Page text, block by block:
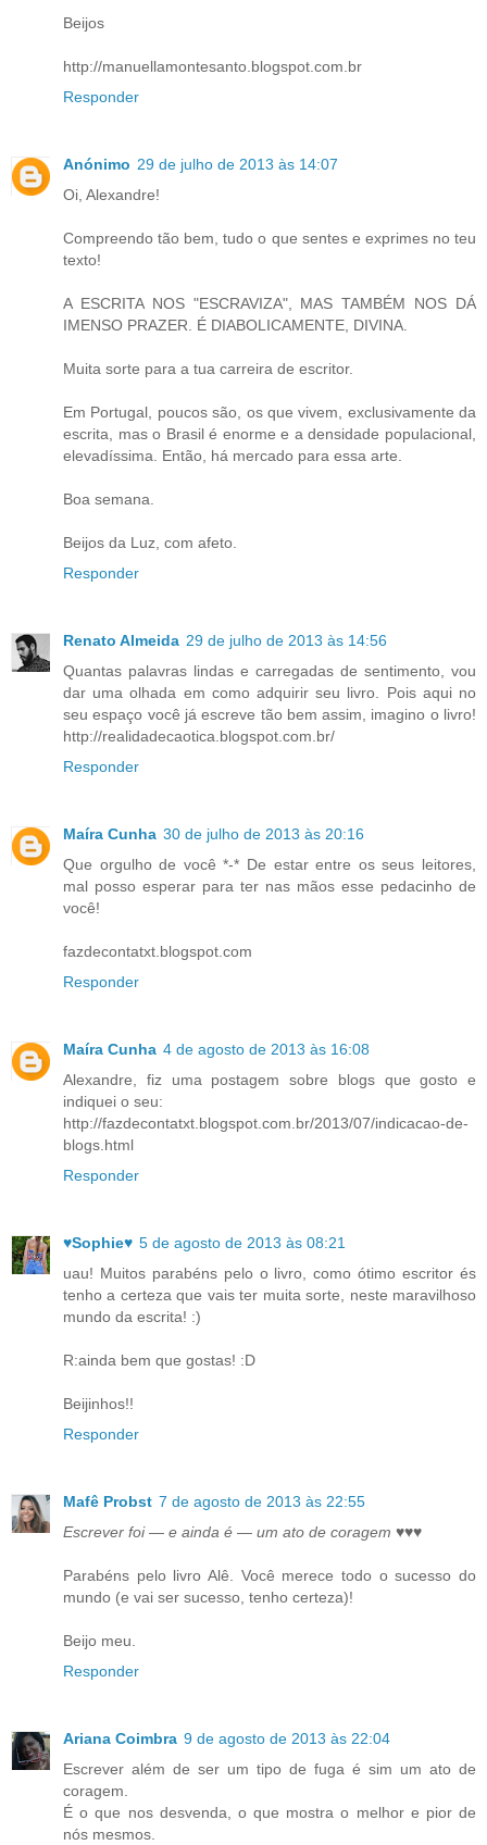
Beijos
http://manuellamontesanto.blogspot.com.br
Responder
Anónimo 29 de julho de 2013 às 14:07
Oi, Alexandre!
Compreendo tão bem, tudo o que sentes e exprimes no teu
texto!
A ESCRITA NOS "ESCRAVIZA", MAS TAMBÉM NOS DÁ
IMENSO PRAZER. É DIABOLICAMENTE, DIVINA.
Muita sorte para a tua carreira de escritor.
Em Portugal, poucos são, os que vivem, exclusivamente da
escrita, mas o Brasil é enorme e a densidade populacional,
elevadíssima. Então, há mercado para essa arte.
Boa semana.
Beijos da Luz, com afeto.
Responder
Renato Almeida 29 de julho de 2013 às 14:56
Quantas palavras lindas e carregadas de sentimento, vou
dar uma olhada em como adquirir seu livro. Pois aqui no
seu espaço você já escreve tão bem assim, imagino o livro!
http://realidadecaotica.blogspot.com.br/
Responder
Maíra Cunha 30 de julho de 2013 às 20:16
Que orgulho de você *-* De estar entre os seus leitores,
mal posso esperar para ter nas mãos esse pedacinho de
você!
fazdecontatxt.blogspot.com
Responder
Maíra Cunha 4 de agosto de 2013 às 16:08
Alexandre, fiz uma postagem sobre blogs que gosto e
indiquei o seu:
http://fazdecontatxt.blogspot.com.br/2013/07/indicacao-de-
blogs.html
Responder
♥Sophie♥ 5 de agosto de 2013 às 08:21
uau! Muitos parabéns pelo o livro, como ótimo escritor és
tenho a certeza que vais ter muita sorte, neste maravilhoso
mundo da escrita! :)
R:ainda bem que gostas! :D
Beijinhos!!
Responder
Mafê Probst 7 de agosto de 2013 às 22:55
Escrever foi — e ainda é — um ato de coragem ♥♥♥
Parabéns pelo livro Alê. Você merece todo o sucesso do
mundo (e vai ser sucesso, tenho certeza)!
Beijo meu.
Responder
Ariana Coimbra 9 de agosto de 2013 às 22:04
Escrever além de ser um tipo de fuga é sim um ato de
coragem.
É o que nos desvenda, o que mostra o melhor e pior de
nós mesmos.